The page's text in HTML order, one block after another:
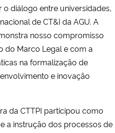
diálogo entre universidades,
de CT&I da AGU. A
nosso compromisso
do Marco Legal e com a
na formalização de
e inovação
da CTTPI participou como
a instrução dos processos de